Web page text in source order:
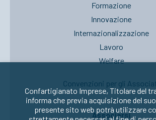
Formazione
Innovazione
Internazionalizzazione
Lavoro
Welfare
Convenzioni per gli
Associarsi
Confartigianato Imprese, Titolare del
informa che previa acquisizione del
presente sito web potrà utilizzare